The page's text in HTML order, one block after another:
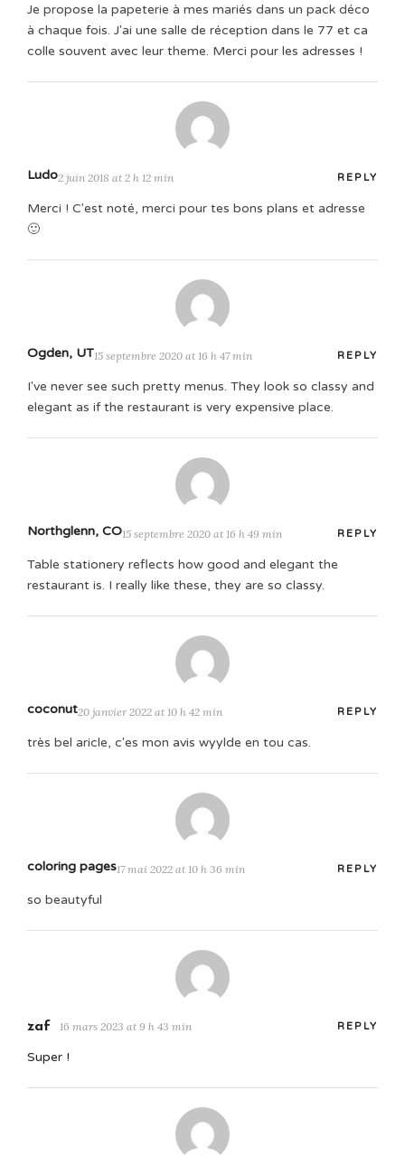
Je propose la papeterie à mes mariés dans un pack déco
à chaque fois. J'ai une salle de réception dans le 77 et ca
colle souvent avec leur theme. Merci pour les adresses !
Ludo2 juin 2018 at 2 h 12 min REPLY
Merci ! C'est noté, merci pour tes bons plans et adresse
🙂
Ogden, UT15 septembre 2020 at 16 h 47 min REPLY
I've never see such pretty menus. They look so classy and
elegant as if the restaurant is very expensive place.
Northglenn, CO15 septembre 2020 at 16 h 49 min REPLY
Table stationery reflects how good and elegant the
restaurant is. I really like these, they are so classy.
coconut20 janvier 2022 at 10 h 42 min REPLY
très bel aricle, c'es mon avis wyylde en tou cas.
coloring pages17 mai 2022 at 10 h 36 min REPLY
so beautyful
zaf 16 mars 2023 at 9 h 43 min REPLY
Super !